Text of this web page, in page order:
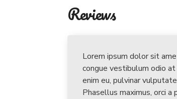
Reviews
Lorem ipsum dolor sit
congue vestibulum odio at
enim eu, pulvinar
Phasellus maximus, orci a